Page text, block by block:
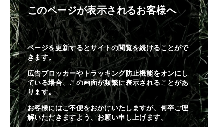
このページが表示されるお客様へ
ページを更新するとサイトの閲覧を続けることがで
きます。
広告ブロッカーやトラッキング防止機能をオンにし
ている場合、この画面が頻繁に表示されることがあ
ります。
お客様にはご不便をおかけいたしますが、何卒ご理
解いただきますよう、お願い申し上げます。